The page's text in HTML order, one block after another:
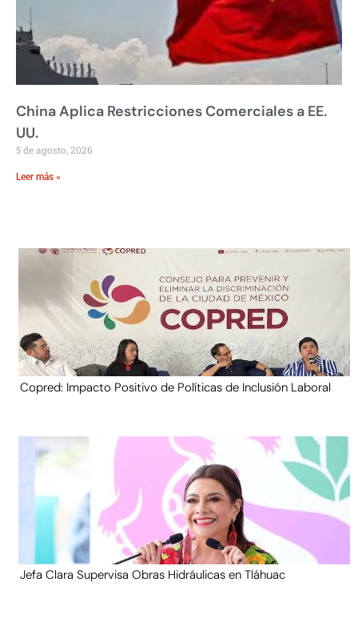
China Aplica Restricciones Comerciales a EE.
UU.
5 de agosto, 2026
Leer más »
Copred: Impacto Positivo de Políticas de Inclusión Laboral
Jefa Clara Supervisa Obras Hidráulicas en Tláhuac